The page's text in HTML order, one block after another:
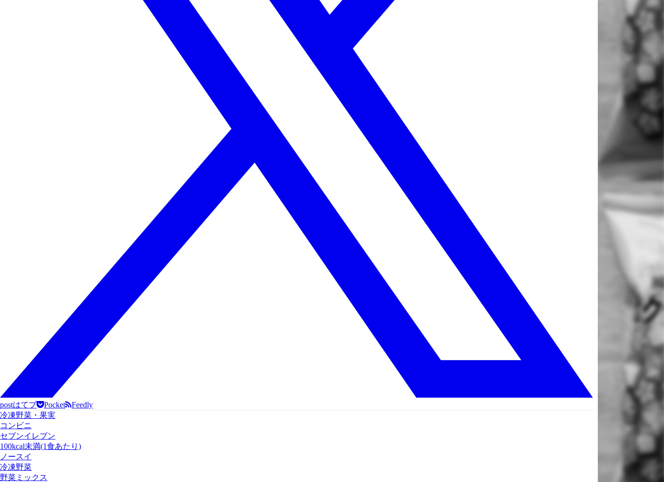
postはてブ Pocket
Feedly
冷凍野菜・果実
コンビニ
セブンイレブン
100kcal未満(1食あたり)
ノースイ
冷凍野菜
野菜ミックス